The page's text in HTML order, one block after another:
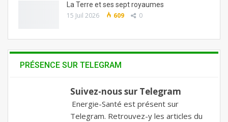
La Terre et ses sept royaumes
15 Juil 2026 609 0
PRÉSENCE SUR TELEGRAM
Suivez-nous sur Telegram
Energie-Santé est présent sur
Telegram. Retrouvez-y les articles du